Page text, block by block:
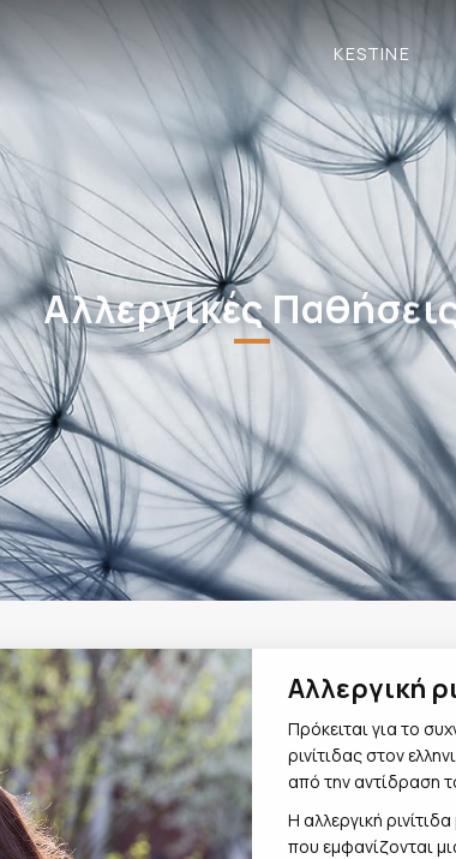
KESTINE
Αλλεργικές
Αλλεργική
Πρόκειται για το
ρινίτιδας στον
από την αντίδραση
Η αλλεργική
που εμφανίζονται